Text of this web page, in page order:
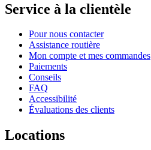
Service à la clientèle
Pour nous contacter
Assistance routière
Mon compte et mes commandes
Paiements
Conseils
FAQ
Accessibilité
Évaluations des clients
Locations